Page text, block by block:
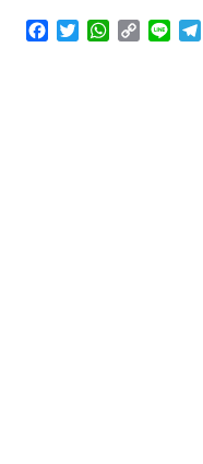
FacebookTwitterWhatsApp
Copy
Line